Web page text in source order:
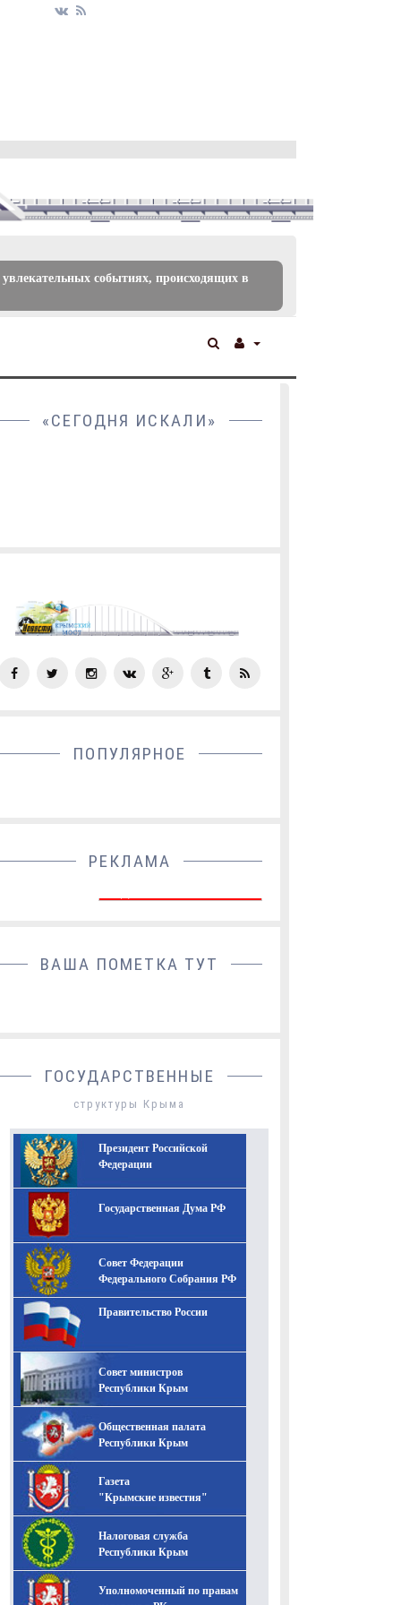
событиях, происходящих в
«СЕГОДНЯ ИСКАЛИ»
ПОПУЛЯРНОЕ
РЕКЛАМА
ВАША ПОМЕТКА ТУТ
ГОСУДАРСТВЕННЫЕ
структуры Крыма
Президент Российской
Федерации
Государственная Дума РФ
Совет Федерации
Федерального Собрания РФ
Правительство России
Совет министров
Республики Крым
Общественная палата
Республики Крым
Газета
"Крымские известия"
Налоговая служба
Республики Крым
Уполномоченный по правам